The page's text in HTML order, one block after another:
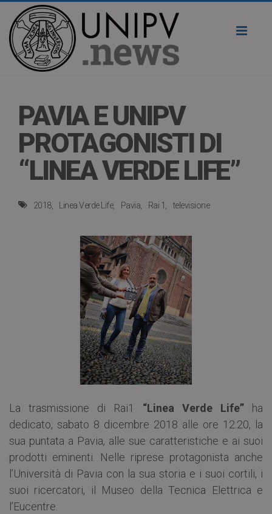
PAVIA E UNIPV
PROTAGONISTI DI
“LINEA VERDE LIFE”
2018 Linea Verde Life Pavia Rai 1 televisione
La trasmissione di Rai1 “Linea Verde Life”ha
dedicato, sabato 8 dicembre 2018 alle ore 12.20, la
sua puntata a Pavia, alle sue caratteristiche e ai suoi
prodotti eminenti. Nelle riprese protagonista anche
l’Università di Pavia con la sua storia e i suoi cortili, i
suoi ricercatori, il Museo della Tecnica Elettrica e
l’Eucentre.